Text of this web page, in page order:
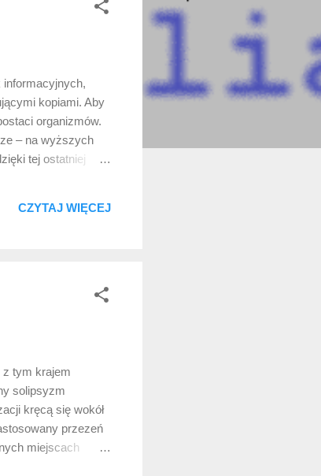
informacyjnych,
kopiami. Aby
organizmów.
– na wyższych
tej ostatniej
wokół tak
CZYTAJ WIĘCEJ
z tym krajem
solipsyzm
kręcą się wokół
przezeń
miejscach